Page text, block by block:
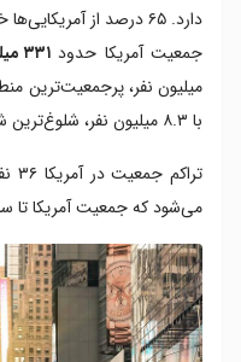
دارد. ۶۵ درصد از
جمعیت آمریکا حدود ۳۳۱ میلیون
میلیون نفر، پرجمعیت‌ترین
با ۸.۳ میلیون نفر، شلوغ‌ترین شهر در آمریکا است.
می‌شود که جمعیت آمریکا تا سال